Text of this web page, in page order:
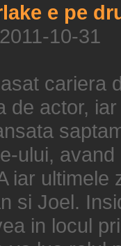
e pe
10-31
cariera
de actor,
ului,
iar
si Joel.
in locul